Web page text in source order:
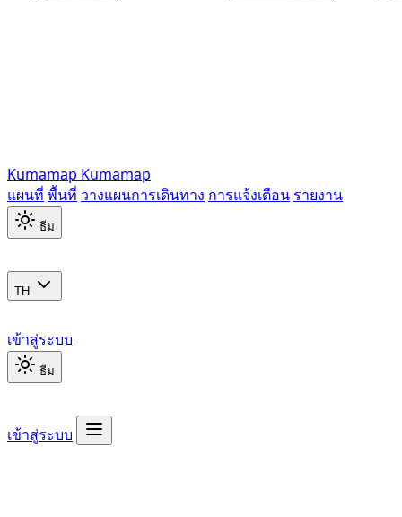
Kumamap Kumamap
แผนที่ พื้นที่ วางแผนการเดินทาง การแจ้งเตือน รายงาน
ธีม
TH
เข้าสู่ระบบ
ธีม
เข้าสู่ระบบ